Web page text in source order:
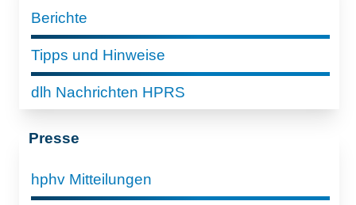
Berichte
Tipps und Hinweise
dlh Nachrichten HPRS
Presse
hphv Mitteilungen